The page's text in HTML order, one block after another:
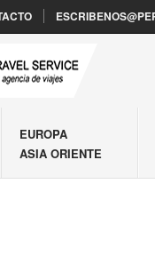
EUROPA
ASIA ORIENTE